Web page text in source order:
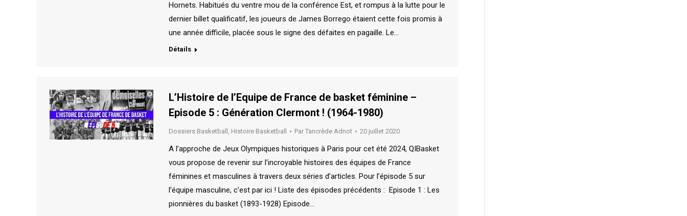
Hornets. Habitués du ventre mou de la conférence Est, et rompus à la lutte pour le
dernier billet qualificatif, les joueurs de James Borrego étaient cette fois promis à
une année difficile, placée sous le signe des défaites en pagaille. Le…
Détails
L’Histoire de l’Equipe de France de basket féminine –
Episode 5 : Génération Clermont ! (1964-1980)
Dossiers Basketball , Histoire Basketball Par Tancrède Adnot 20 juillet 2020
A l’approche de Jeux Olympiques historiques à Paris pour cet été 2024, QIBasket
vous propose de revenir sur l’incroyable histoires des équipes de France
féminines et masculines à travers deux séries d’articles. Pour l’épisode 5 sur
l’équipe masculine, c’est par ici ! Liste des épisodes précédents : Episode 1 : Les
pionnières du basket (1893-1928) Episode…